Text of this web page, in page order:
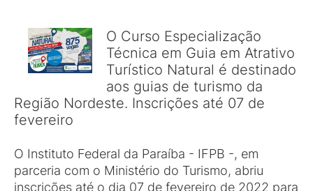
O Curso Especialização
Técnica em Guia em Atrativo
Turístico Natural é destinado
aos guias de turismo da
Região Nordeste. Inscrições até 07 de
fevereiro
O Instituto Federal da Paraíba - IFPB -, em
parceria com o Ministério do Turismo, abriu
inscrições até o dia 07 de fevereiro de 2022 para